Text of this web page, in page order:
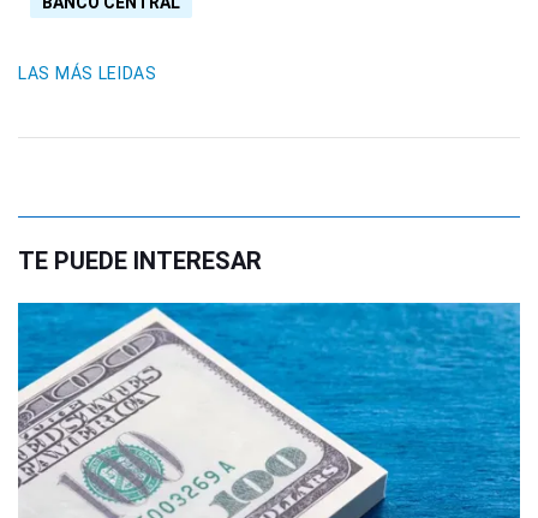
LAS MÁS LEIDAS
TE PUEDE INTERESAR